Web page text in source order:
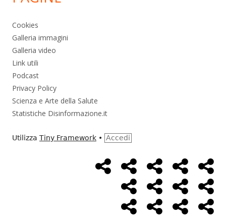
Cookies
Galleria immagini
Galleria video
Link utili
Podcast
Privacy Policy
Scienza e Arte della Salute
Statistiche Disinformazione.it
Utilizza Tiny Framework • Accedi
MenùHome
Page
Alimentazione
AmbienteBambini
Cancro ControlloEconomia
FarmaciMassoneriaNWO